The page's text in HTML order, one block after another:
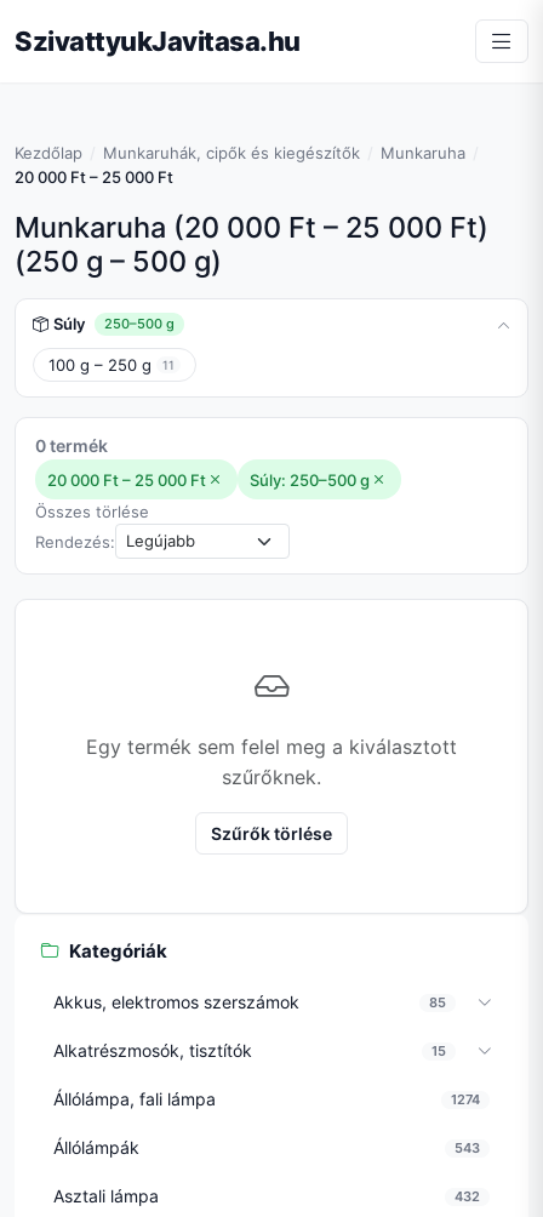
SzivattyukJavitasa.hu
Kezdőlap Munkaruhák, cipők és kiegészítők
Munkaruha
20 000 Ft – 25 000 Ft
Munkaruha (20 000 Ft – 25 000 Ft)
(250 g – 500 g)
Súly 250–500 g
100 g – 250 g 11
0 termék
20 000 Ft – 25 000 Ft
Súly: 250–500 g
Összes törlése
Rendezés:
Egy termék sem felel meg a kiválasztott
szűrőknek.
Szűrők törlése
Kategóriák
Akkus, elektromos szerszámok 85
Alkatrészmosók, tisztítók 15
Állólámpa, fali lámpa 1274
Állólámpák 543
Asztali lámpa 432